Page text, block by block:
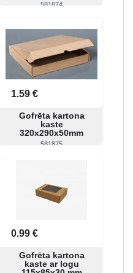
581874
1.59 €
Gofrēta kartona
kaste
320x290x50mm
581875
0.99 €
Gofrēta kartona
kaste ar logu